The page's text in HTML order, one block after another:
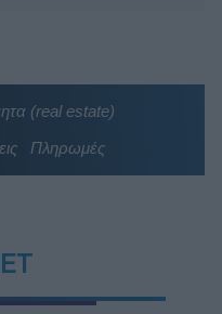
(real estate)
Πληρωμές